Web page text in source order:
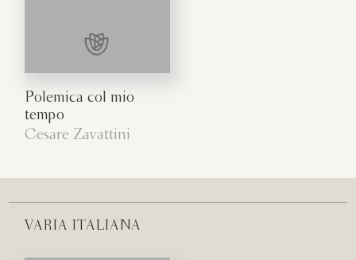
Polemica col mio
tempo
Cesare Zavattini
VARIA ITALIANA